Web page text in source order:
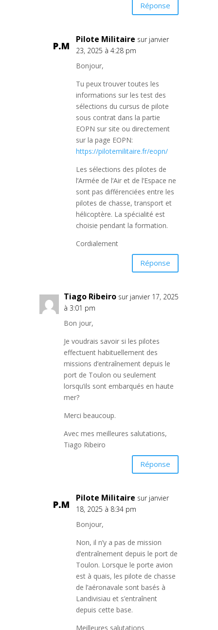
Réponse
Pilote Militaire sur janvier
23, 2025 à 4:28 pm
Bonjour,
Tu peux trouver toutes les
informations sur les test des
sélections du cursus de pilote
sous contrat dans la partie
EOPN sur site ou directement
sur la page EOPN:
https://pilotemilitaire.fr/eopn/
Les sélections des pilotes de
l’Armée de l’Air et de l’Espace ne
sont pas différenciées entre les
pilotes de chasse, transport et
hélicoptère. La spécialité est
choisie pendant la formation.
Cordialement
Réponse
Tiago Ribeiro sur janvier 17, 2025
à 3:01 pm
Bon jour,
Je voudrais savoir si les pilotes
effectuent habituellement des
missions d’entraînement depuis le
port de Toulon ou seulement
lorsqu’ils sont embarqués en haute
mer?
Merci beaucoup.
Avec mes meilleures salutations,
Tiago Ribeiro
Réponse
Pilote Militaire sur janvier
18, 2025 à 8:34 pm
Bonjour,
Non, il n’y a pas de mission
d’entraînement depuis le port de
Toulon. Lorsque le porte avion
est à quais, les pilote de chasse
de l’aéronavale sont basés à
Landivisiau et s’entraînent
depuis cette base.
Meilleures salutations